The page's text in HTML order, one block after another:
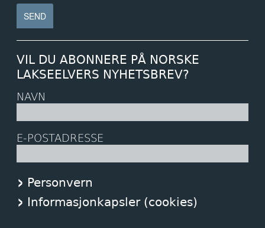
VIL DU ABONNERE PÅ NORSKE
LAKSEELVERS NYHETSBREV?
NAVN
E-POSTADRESSE
Personvern
Informasjonkapsler (cookies)